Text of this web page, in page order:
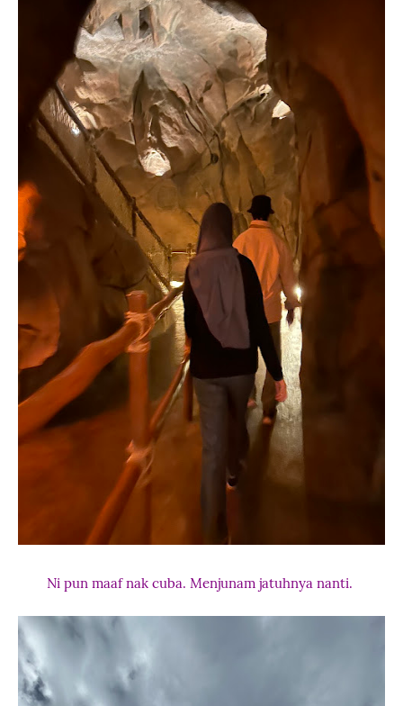
Ni pun maaf nak cuba. Menjunam jatuhnya nanti.